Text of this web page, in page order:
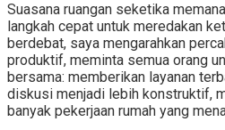
Suasana ruangan seketika
langkah cepat untuk meredakan
berdebat, saya mengarahkan
produktif, meminta semua orang
bersama: memberikan layanan
diskusi menjadi lebih konstruktif,
banyak pekerjaan rumah yang